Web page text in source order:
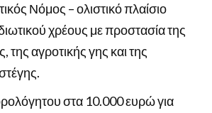
Νόμος – ολιστικό πλαίσιο
χρέους με προστασία της
της αγροτικής γης και της
στα 10.000 ευρώ για